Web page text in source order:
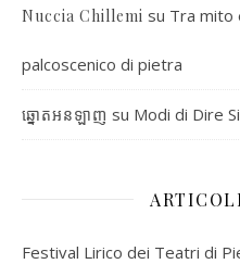
Nuccia Chillemi su Tra mito
palcoscenico di pietra
ឆ្នោតអនឡាញ su Modi di Dire
Festival Lirico dei Teatri di